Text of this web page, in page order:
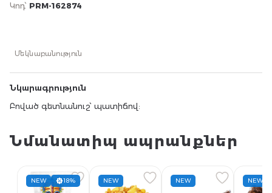
Կոդ՝ PRM-162874
Մեկնաբանություն
Նկարագրություն
Բոված գետնանուշ՝ պատիճով:
Նմանատիպ ապրանքներ
NEW 18% NEW NEW NEW